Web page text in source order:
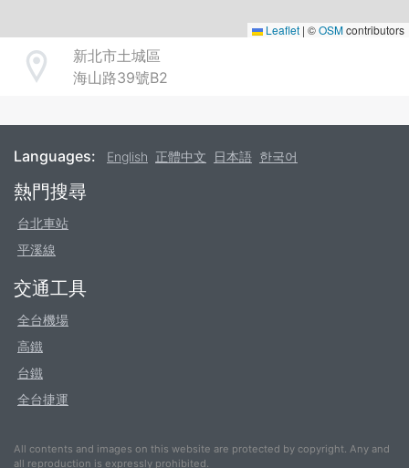
Leaflet | ©OSMcontributors
Address
新北市土城區
海山路39號B2
Languages: English 正體中文 日本語 한국어
Footer
熱門搜尋
台北車站
平溪線
交通工具
全台機場
高鐵
台鐵
全台捷運
All contents and images on this website are protected by copyright. Any and
all reproduction is expressly prohibited.